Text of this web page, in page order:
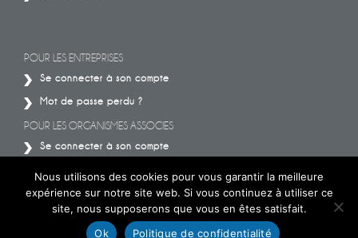
POUR LES ENTREPRISES
Se connecter à son compte
Mot de passe perdu ?
POUR LES ORGANISMES ASSOCIES
Se connecter à son compte
Nous utilisons des cookies pour vous garantir la meilleure
expérience sur notre site web. Si vous continuez à utiliser ce
site, nous supposerons que vous en êtes satisfait.
Ok
Politique de confidentialité